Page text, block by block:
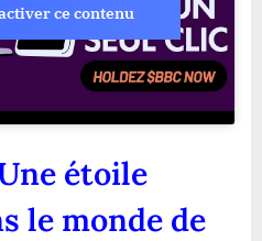
ce contenu
étoile
le monde de